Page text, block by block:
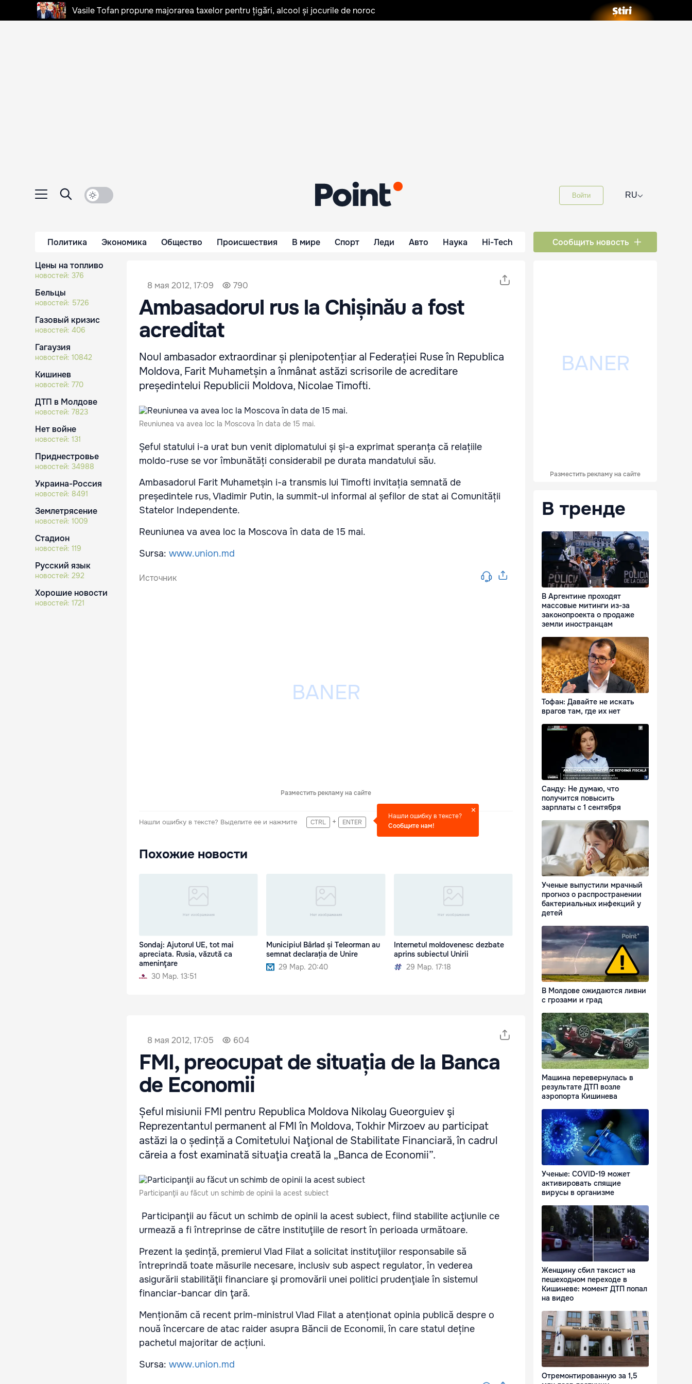
Vasile Tofan propune majorarea taxelor pentru țigări, alcool și jocurile de noroc
Войти RU⌵
Политика Экономика Общество Происшествия В мире Спорт Леди Авто Наука Hi-Tech Сообщить новость
Цены на топливо
новостей: 376
Бельцы
новостей: 5726
Газовый кризис
новостей: 406
Гагаузия
новостей: 10842
Кишинев
новостей: 770
ДТП в Молдове
новостей: 7823
Нет войне
новостей: 131
Приднестровье
новостей: 34988
Украина-Россия
новостей: 8491
Землетрясение
новостей: 1009
Стадион
новостей: 119
Русский язык
новостей: 292
Хорошие новости
новостей: 1721
8 мая 2012, 17:09 790
Ambasadorul rus la Chișinău a fost
acreditat
Noul ambasador extraordinar și plenipotențiar al Federației Ruse în Republica
Moldova, Farit Muhametșin a înmânat astăzi scrisorile de acreditare
președintelui Republicii Moldova, Nicolae Timofti.
Reuniunea va avea loc la Moscova în data de 15 mai.
Șeful statului i-a urat bun venit diplomatului și și-a exprimat speranța că relațiile
moldo-ruse se vor îmbunătăți considerabil pe durata mandatului său.
Ambasadorul Farit Muhametșin i-a transmis lui Timofti invitația semnată de
președintele rus, Vladimir Putin, la summit-ul informal al șefilor de stat ai Comunității
Statelor Independente.
Reuniunea va avea loc la Moscova în data de 15 mai.
Sursa: www.union.md
Источник
Разместить рекламу на сайте
Нашли ошибку в тексте? Выделите ее и нажмите CTRL + ENTER
Нашли ошибку в тексте?
Сообщите нам!
Похожие новости
Sondaj: Ajutorul UE, tot mai
apreciata. Rusia, văzută ca
ameninţare
30 Мар. 13:51
Municipiul Bârlad și Teleorman au
semnat declarația de Unire
29 Мар. 20:40
Internetul moldovenesc dezbate
aprins subiectul Unirii
29 Мар. 17:18
8 мая 2012, 17:05 604
FMI, preocupat de situația de la Banca
de Economii
Șeful misiunii FMI pentru Republica Moldova Nikolay Gueorguiev şi
Reprezentantul permanent al FMI în Moldova, Tokhir Mirzoev au participat
astăzi la o ședință a Comitetului Naţional de Stabilitate Financiară, în cadrul
căreia a fost examinată situaţia creată la „Banca de Economii”.
Participanţii au făcut un schimb de opinii la acest subiect
Participanţii au făcut un schimb de opinii la acest subiect, fiind stabilite acţiunile ce
urmează a fi întreprinse de către instituţiile de resort în perioada următoare.
Prezent la ședință, premierul Vlad Filat a solicitat instituţiilor responsabile să
întreprindă toate măsurile necesare, inclusiv sub aspect regulator, în vederea
asigurării stabilităţii financiare şi promovării unei politici prudenţiale în sistemul
financiar-bancar din ţară.
Menționăm că recent prim-ministrul Vlad Filat a atenționat opinia publică despre o
nouă încercare de atac raider asupra Băncii de Economii, în care statul deține
pachetul majoritar de acțiuni.
Sursa: www.union.md
Разместить рекламу на сайте
В тренде
В Аргентине проходят
массовые митинги из-за
законопроекта о продаже
земли иностранцам
Тофан: Давайте не искать
врагов там, где их нет
Санду: Не думаю, что
получится повысить
зарплаты с 1 сентября
Ученые выпустили мрачный
прогноз о распространении
бактериальных инфекций у
детей
В Молдове ожидаются ливни
с грозами и град
Машина перевернулась в
результате ДТП возле
аэропорта Кишинева
Ученые: COVID-19 может
активировать спящие
вирусы в организме
Женщину сбил таксист на
пешеходном переходе в
Кишиневе: момент ДТП попал
на видео
Отремонтированную за 1,5